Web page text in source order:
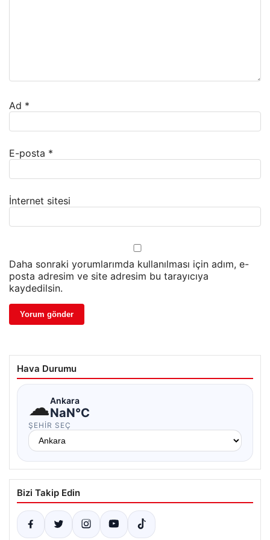
Ad *
E-posta *
İnternet sitesi
Daha sonraki yorumlarımda kullanılması için adım, e-
posta adresim ve site adresim bu tarayıcıya
kaydedilsin.
Hava Durumu
☁Ankara
NaN°C
ŞEHIR SEÇ
Bizi Takip Edin